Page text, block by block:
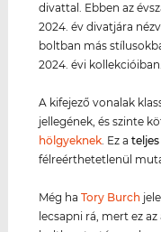
divattal. Ebben az
2024. év divatjára
boltban más
2024. évi kollekcióiban.
A kifejező vonalak
jellegének, és szinte
hölgyeknek. Ez a
félreérthetetlenül
Még haTory Burch
lecsapni rá, mert ez